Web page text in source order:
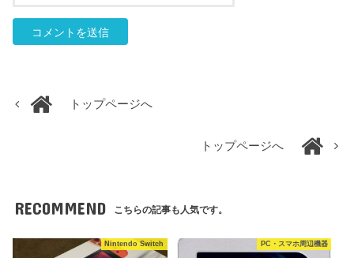
トップページへ
トップページへ
RECOMMEND こちらの記事も人気です。
Nintendo Switch PC・スマホ周辺機器